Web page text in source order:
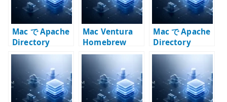
Mac で Apache
Directory
Studio が起動し
ない時の確認点 –
Apple Silicon、
Java、LDAP /
LDAPS
Mac Ventura
Homebrew
Mac で Apache
Directory
Studio を x64
Java で起動する
方法 – Apple
Silicon の回避策